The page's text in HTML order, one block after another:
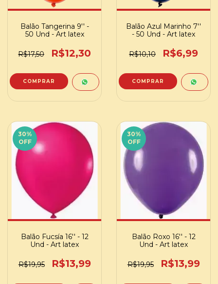
Balão Tangerina 9'' -
50 Und - Art latex
R$17,50 R$12,30
Balão Azul Marinho 7''
- 50 Und - Art latex
R$10,10 R$6,99
30%
OFF
Balão Fucsía 16'' - 12
Und - Art latex
R$19,95 R$13,99
30%
OFF
Balão Roxo 16'' - 12
Und - Art latex
R$19,95 R$13,99